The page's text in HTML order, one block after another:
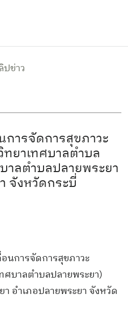
ปข่าว
การจัดการสุขภาวะ
ทยาเทศบาลตำบล
าลตำบลปลายพระยา
จังหวัดกระบี่
นการจัดการสุขภาวะ
ศบาลตำบลปลายพระยา)
อำเภอปลายพระยา จังหวัด